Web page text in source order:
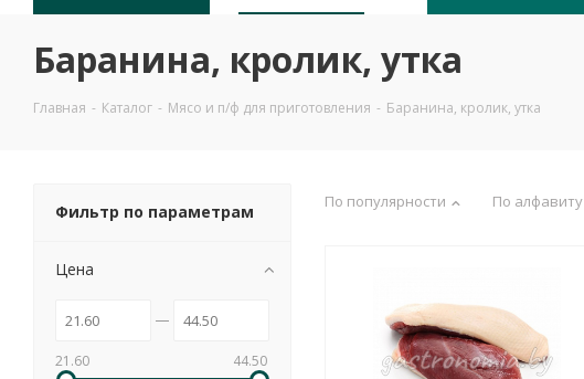
Баранина, кролик, утка
Главная - Каталог - Мясо и п/ф для приготовления - Баранина, кролик, утка
По популярности По алфавиту
Фильтр по параметрам
Цена
21.60 44.50